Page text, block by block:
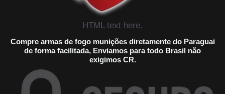
HTML text here.
Compre armas de fogo munições diretamente do Paraguai
de forma facilitada, Enviamos para todo Brasil não
exigimos CR.